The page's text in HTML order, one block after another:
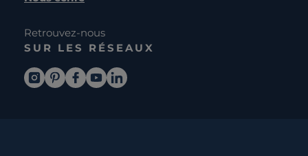
Retrouvez-nous
SUR LES RÉSEAUX